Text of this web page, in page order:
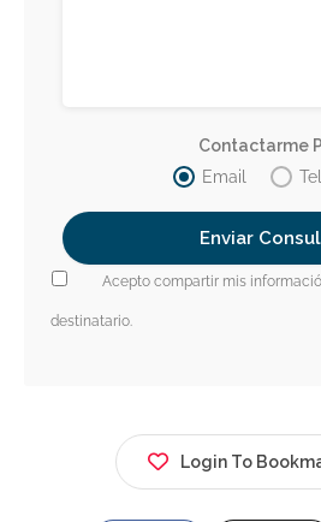
Contactarme
Email
Acepto compartir mis
destinatario.
Login To